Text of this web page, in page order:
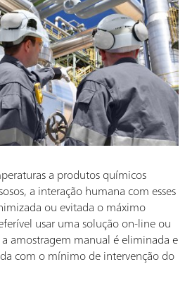
a produtos químicos
a interação humana com esses
ou evitada o máximo
usar uma solução on-line ou
amostragem manual é eliminada e
com o mínimo de intervenção do